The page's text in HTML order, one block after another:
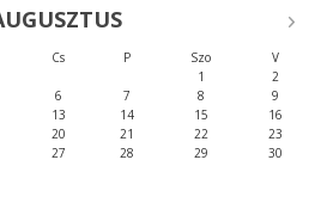
Cs P Szo
V
1
2
6 7 8
9
13 14 15
16
20 21 22
23
27 28 29
30